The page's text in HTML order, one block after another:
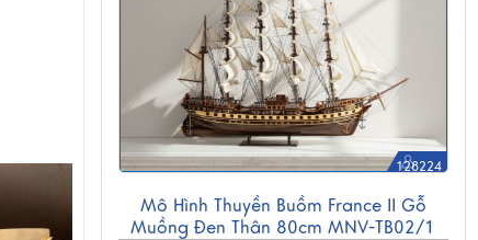
128224
Mô Hình Thuyền Buồm France II Gỗ
Muồng Đen Thân 80cm MNV-TB02/1